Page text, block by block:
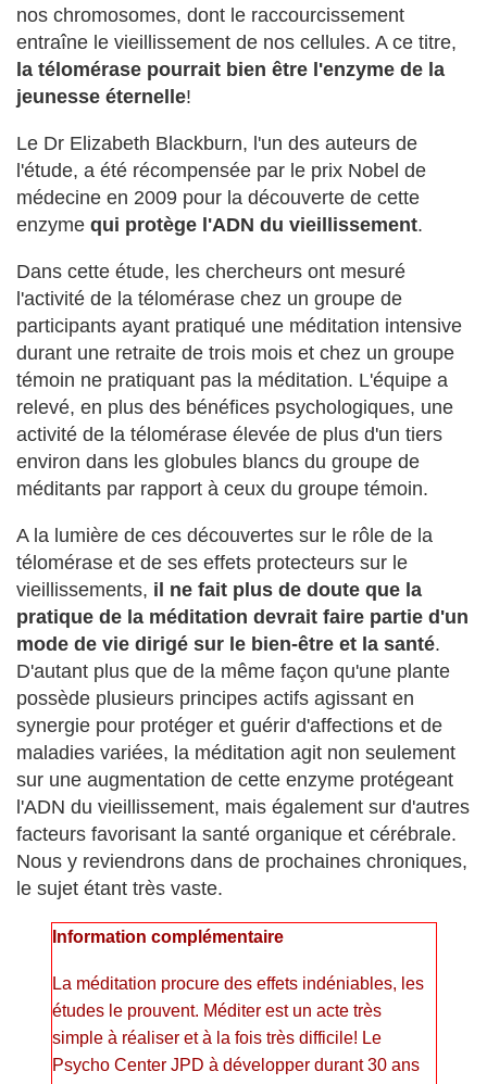
nos chromosomes, dont le raccourcissement
entraîne le vieillissement de nos cellules. A ce titre,
la télomérase pourrait bien être l'enzyme de la
jeunesse éternelle!
Le Dr Elizabeth Blackburn, l'un des auteurs de
l'étude, a été récompensée par le prix Nobel de
médecine en 2009 pour la découverte de cette
enzyme qui protège l'ADN du vieillissement.
Dans cette étude, les chercheurs ont mesuré
l'activité de la télomérase chez un groupe de
participants ayant pratiqué une méditation intensive
durant une retraite de trois mois et chez un groupe
témoin ne pratiquant pas la méditation. L'équipe a
relevé, en plus des bénéfices psychologiques, une
activité de la télomérase élevée de plus d'un tiers
environ dans les globules blancs du groupe de
méditants par rapport à ceux du groupe témoin.
A la lumière de ces découvertes sur le rôle de la
télomérase et de ses effets protecteurs sur le
vieillissements, il ne fait plus de doute que la
pratique de la méditation devrait faire partie d'un
mode de vie dirigé sur le bien-être et la santé.
D'autant plus que de la même façon qu'une plante
possède plusieurs principes actifs agissant en
synergie pour protéger et guérir d'affections et de
maladies variées, la méditation agit non seulement
sur une augmentation de cette enzyme protégeant
l'ADN du vieillissement, mais également sur d'autres
facteurs favorisant la santé organique et cérébrale.
Nous y reviendrons dans de prochaines chroniques,
le sujet étant très vaste.
Information complémentaire
La méditation procure des effets indéniables, les
études le prouvent. Méditer est un acte très
simple à réaliser et à la fois très difficile! Le
Psycho Center JPD à développer durant 30 ans